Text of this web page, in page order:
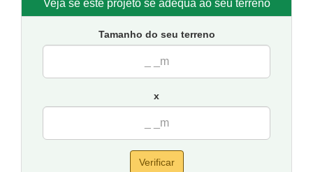
por 20 metros de fundos.
Veja se este projeto se adequa ao seu terreno
Tamanho do seu terreno
x
Verificar